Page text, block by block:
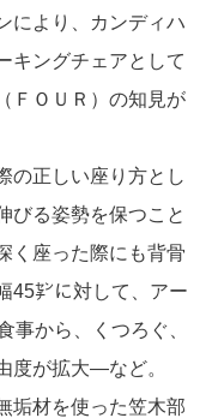
により、カンディハ
キングチェアとして
ＦＯＵＲ）の知見が
正しい座り方とし
びる姿勢を保つこと
く座った際にも背骨
45㌢に対して、アー
事から、くつろぐ、
度が拡大―など。
垢材を使った笠木部